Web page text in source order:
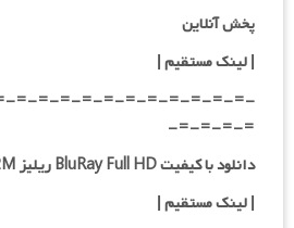
پخش آنلاین
| لینک مستقیم|
=-=-=-=-=-=-=-=-=-=-=-
=-=-=-=-
دانلود با کیفیت BluRay Full HD ریلیز F2M
|لینک مستقیم|